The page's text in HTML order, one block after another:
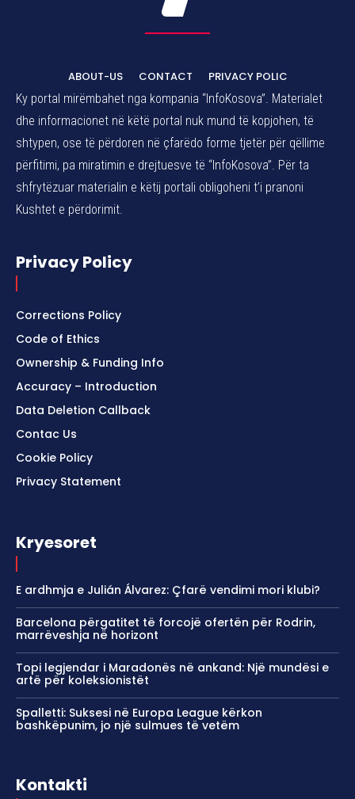
ABOUT-US CONTACT
PRIVACY POLIC
Ky portal mirëmbahet nga kompania “InfoKosova”. Materialet
dhe informacionet në këtë portal nuk mund të kopjohen, të
shtypen, ose të përdoren në çfarëdo forme tjetër për qëllime
përfitimi, pa miratimin e drejtuesve të “InfoKosova”. Për ta
shfrytëzuar materialin e këtij portali obligoheni t’i pranoni
Kushtet e përdorimit.
Privacy Policy
Corrections Policy
Code of Ethics
Ownership & Funding Info
Accuracy – Introduction
Data Deletion Callback
Contac Us
Cookie Policy
Privacy Statement
Kryesoret
E ardhmja e Julián Álvarez: Çfarë vendimi mori klubi?
Barcelona përgatitet të forcojë ofertën për Rodrin,
marrëveshja në horizont
Topi legjendar i Maradonës në ankand: Një mundësi e
artë për koleksionistët
Spalletti: Suksesi në Europa League kërkon
bashkëpunim, jo një sulmues të vetëm
Kontakti